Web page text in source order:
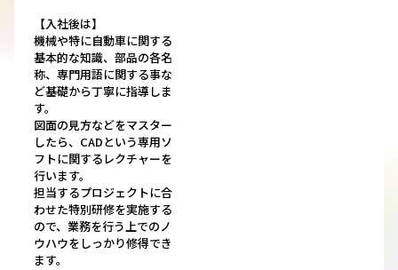
【入社後は】
機械や特に自動車に関する
基本的な知識、部品の各名
称、専門用語に関する事な
ど基礎から丁寧に指導しま
す。
図面の見方などをマスター
したら、CADという専用ソ
フトに関するレクチャーを
行います。
担当するプロジェクトに合
わせた特別研修を実施する
ので、業務を行う上でのノ
ウハウをしっかり修得でき
ます。